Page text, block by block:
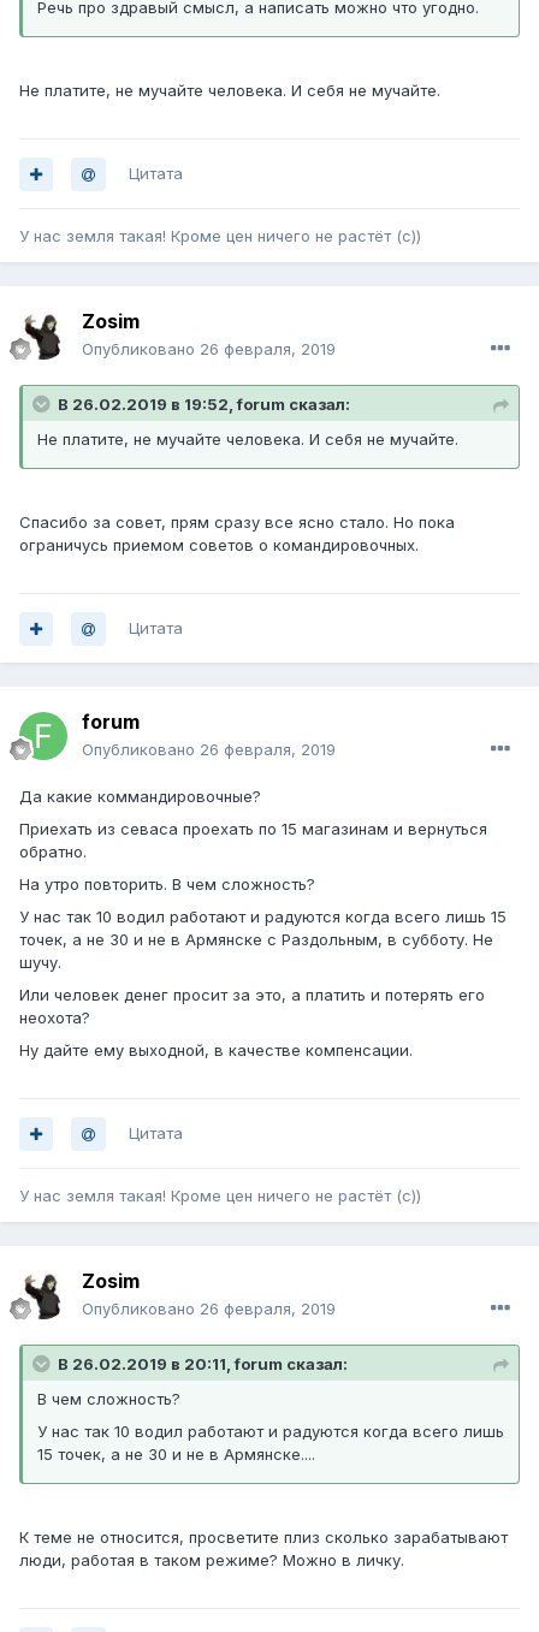
Речь про здравый смысл, а написать можно что угодно.
Не платите, не мучайте человека. И себя не мучайте.
Цитата
У нас земля такая! Кроме цен ничего не растёт (с))
Zosim
Опубликовано 26 февраля, 2019
В 26.02.2019 в 19:52, forum сказал:
Не платите, не мучайте человека. И себя не мучайте.
Спасибо за совет, прям сразу все ясно стало. Но пока
ограничусь приемом советов о командировочных.
Цитата
forum
Опубликовано 26 февраля, 2019
Да какие коммандировочные?
Приехать из севаса проехать по 15 магазинам и вернуться
обратно.
На утро повторить. В чем сложность?
У нас так 10 водил работают и радуются когда всего лишь 15
точек, а не 30 и не в Армянске с Раздольным, в субботу. Не
шучу.
Или человек денег просит за это, а платить и потерять его
неохота?
Ну дайте ему выходной, в качестве компенсации.
Цитата
У нас земля такая! Кроме цен ничего не растёт (с))
Zosim
Опубликовано 26 февраля, 2019
В 26.02.2019 в 20:11, forum сказал:
В чем сложность?
У нас так 10 водил работают и радуются когда всего лишь
15 точек, а не 30 и не в Армянске....
К теме не относится, просветите плиз сколько зарабатывают
люди, работая в таком режиме? Можно в личку.